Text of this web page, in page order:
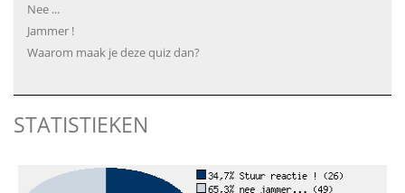
Nee ...
Jammer !
Waarom maak je deze quiz dan?
STATISTIEKEN